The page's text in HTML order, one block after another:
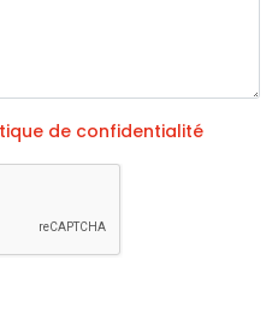
de confidentialité